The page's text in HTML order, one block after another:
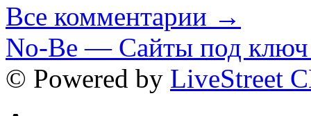
Все комментарии →
No-Be — Сайты под ключ
© Powered by LiveStreet